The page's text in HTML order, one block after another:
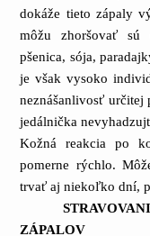
dokáže tieto zápaly
môžu zhoršovať sú
pšenica, sója,
je však vysoko
neznášanlivosť určitej
jedálnička
Kožná reakcia po
pomerne rýchlo.
trvať aj niekoľko dní,
ZÁPALOV